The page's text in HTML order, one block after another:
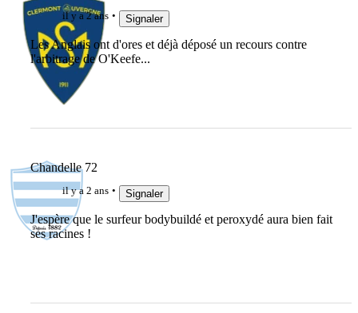
il y a 2 ans Signaler
Les Anglais ont d'ores et déjà déposé un recours contre
l'arbitrage de O'Keefe...
Chandelle 72
il y a 2 ans Signaler
J'espère que le surfeur bodybuildé et peroxydé aura bien fait
ses racines !